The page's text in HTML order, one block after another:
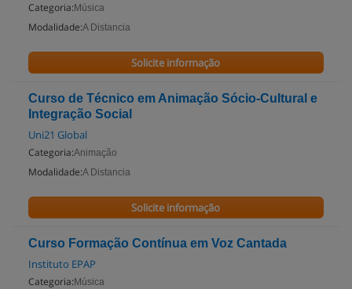
Categoria: Música
Modalidade:A Distancia
Solicite informação
Curso de Técnico em Animação Sócio-Cultural e
Integração Social
Uni21 Global
Categoria:Animação
Modalidade:A Distancia
Solicite informação
Curso Formação Contínua em Voz Cantada
Instituto EPAP
Categoria: Música